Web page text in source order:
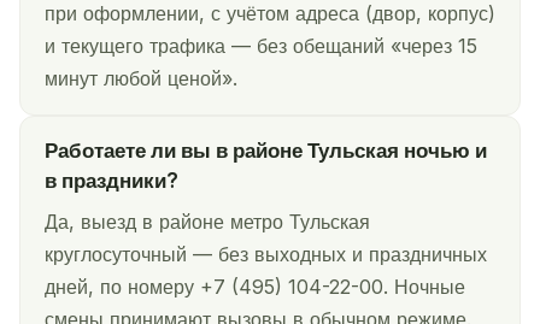
при оформлении, с учётом адреса (двор, корпус)
и текущего трафика — без обещаний «через 15
минут любой ценой».
Работаете ли вы в районе Тульская ночью и
в праздники?
Да, выезд в районе метро Тульская
круглосуточный — без выходных и праздничных
дней, по номеру +7 (495) 104-22-00. Ночные